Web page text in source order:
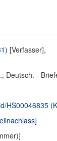
[Verfasser],
Deutsch. -
HS00046835